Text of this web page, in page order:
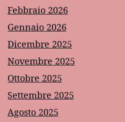
Febbraio 2026
Gennaio 2026
Dicembre 2025
Novembre 2025
Ottobre 2025
Settembre 2025
Agosto 2025